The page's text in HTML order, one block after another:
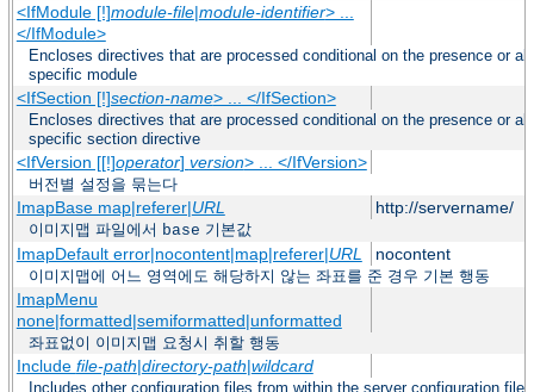
<IfModule [!]module-file|module-identifier> ...
</IfModule>
Encloses directives that are processed conditional on the presence or
specific module
<IfSection [!]section-name> ... </IfSection>
Encloses directives that are processed conditional on the presence or
specific section directive
<IfVersion [[!]operator] version> ... </IfVersion>
버전별 설정을 묶는다
ImapBase map|referer|URL http://servername/
이미지맵 파일에서 base 기본값
ImapDefault error|nocontent|map|referer|URL nocontent
이미지맵에 어느 영역에도 해당하지 않는 좌표를 준 경우 기본 행동
ImapMenu
none|formatted|semiformatted|unformatted
좌표없이 이미지맵 요청시 취할 행동
Include file-path|directory-path|wildcard
Includes other configuration files from within the server configuration files